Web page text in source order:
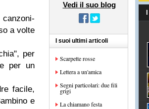
a volte
per
per un
facile,
e
Vedi il suo blog
I suoi ultimi articoli
Scarpette rosse
Lettera a un'amica
Segni particolari: due fili
grigi
La chiamano festa